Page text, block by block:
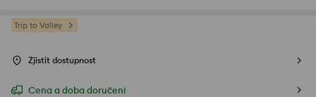
Trip to Valley
Zjistit dostupnost
Cena a doba doručení